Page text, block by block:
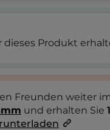
dieses Produkt
Freunden weiter
und erhalten Sie